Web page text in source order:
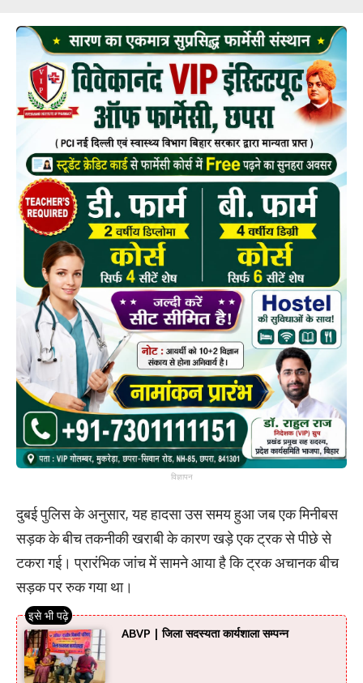
विज्ञापन
दुबई पुलिस के अनुसार, यह हादसा उस समय हुआ जब एक मिनीबस
सड़क के बीच तकनीकी खराबी के कारण खड़े एक ट्रक से पीछे से
टकरा गई। प्रारंभिक जांच में सामने आया है कि ट्रक अचानक बीच
सड़क पर रुक गया था।
ABVP | जिला सदस्यता कार्यशाला सम्पन्न